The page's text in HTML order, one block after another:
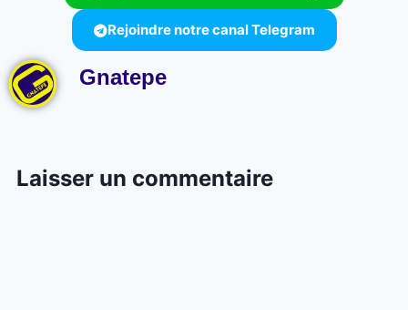
Rejoindre notre canal Telegram
Gnatepe
Laisser un commentaire